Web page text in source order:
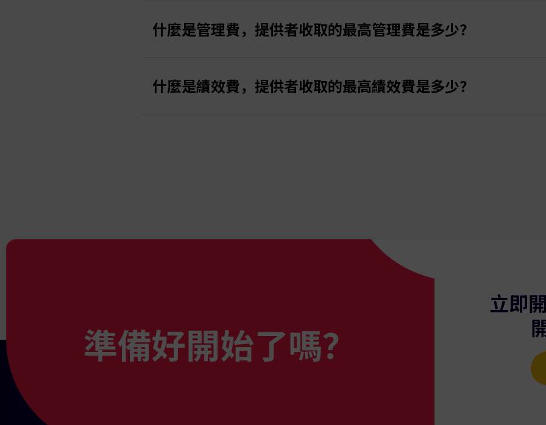
並新增代理。
當您點擊「建立」後，系統將會在每次產生費用時，自動將選定比例的費用撥給您的代理人
如果您希望將費用發放至另一個 MT4 帳戶（與交易帳戶不同），也可以設置一個專門接
只需在儀表板中點擊您的提供者名稱，向下捲動至「財務」部分，並輸入您希望收取費用
註冊費為1000美元。
什麼是管理費，提供者收取的最高管理費是多少？
元。
什麼是績效費，提供者收取的最高績效費是多少？
準備好開始了嗎？
立即